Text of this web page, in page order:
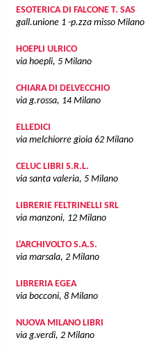
ESOTERICA DI FALCONE T. SAS
gall.unione 1 -p.zza misso Milano
HOEPLI ULRICO
via hoepli, 5 Milano
CHIARA DI DELVECCHIO
via g.rossa, 14 Milano
ELLEDICI
via melchiorre gioia 62 Milano
CELUC LIBRI S.R.L.
via santa valeria, 5 Milano
LIBRERIE FELTRINELLI SRL
via manzoni, 12 Milano
L'ARCHIVOLTO S.A.S.
via marsala, 2 Milano
LIBRERIA EGEA
via bocconi, 8 Milano
NUOVA MILANO LIBRI
via g.verdi, 2 Milano